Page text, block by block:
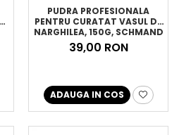
PUDRA PROFESIONALA
PENTRU CURATAT VASUL DE
NARGHILEA, 150G, SCHMAND
WEG
39,00 RON
ADAUGA IN COS